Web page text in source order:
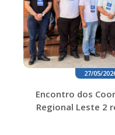
27/05/
Encontro dos
Regional Leste 2